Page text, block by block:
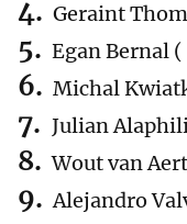
Geraint
Egan Bernal
Michal
Julian
Wout van
Alejandro